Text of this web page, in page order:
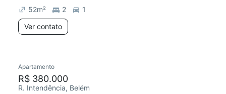
52m² 2
1
Ver contato
Redecorar
Apartamento
R$ 380.000
R. Intendência, Belém